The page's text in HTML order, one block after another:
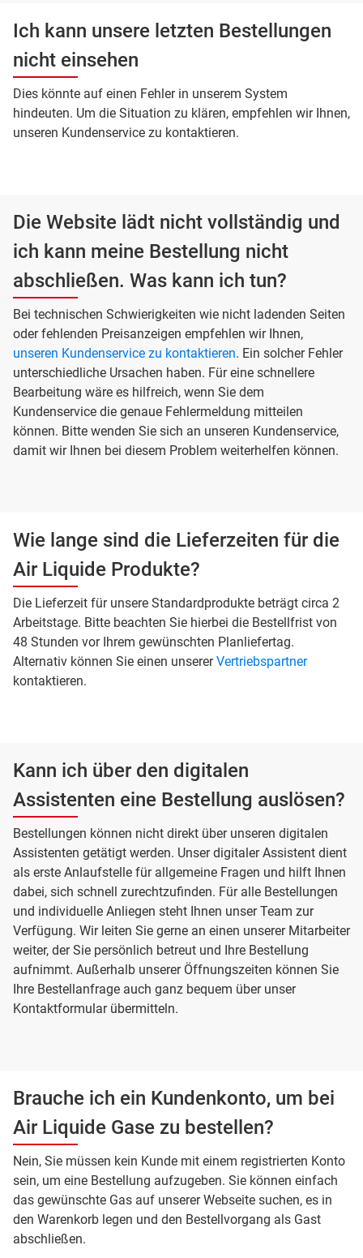
Ich kann unsere letzten Bestellungen
nicht einsehen
Dies könnte auf einen Fehler in unserem System
hindeuten. Um die Situation zu klären, empfehlen wir Ihnen,
unseren Kundenservice zu kontaktieren.
Die Website lädt nicht vollständig und
ich kann meine Bestellung nicht
abschließen. Was kann ich tun?
Bei technischen Schwierigkeiten wie nicht ladenden Seiten
oder fehlenden Preisanzeigen empfehlen wir Ihnen,
unseren Kundenservice zu kontaktieren. Ein solcher Fehler
unterschiedliche Ursachen haben. Für eine schnellere
Bearbeitung wäre es hilfreich, wenn Sie dem
Kundenservice die genaue Fehlermeldung mitteilen
können. Bitte wenden Sie sich an unseren Kundenservice,
damit wir Ihnen bei diesem Problem weiterhelfen können.
Wie lange sind die Lieferzeiten für die
Air Liquide Produkte?
Die Lieferzeit für unsere Standardprodukte beträgt circa 2
Arbeitstage. Bitte beachten Sie hierbei die Bestellfrist von
48 Stunden vor Ihrem gewünschten Planliefertag.
Alternativ können Sie einen unsererVertriebspartner
kontaktieren.
Kann ich über den digitalen
Assistenten eine Bestellung auslösen?
Bestellungen können nicht direkt über unseren digitalen
Assistenten getätigt werden. Unser digitaler Assistent dient
als erste Anlaufstelle für allgemeine Fragen und hilft Ihnen
dabei, sich schnell zurechtzufinden. Für alle Bestellungen
und individuelle Anliegen steht Ihnen unser Team zur
Verfügung. Wir leiten Sie gerne an einen unserer Mitarbeiter
weiter, der Sie persönlich betreut und Ihre Bestellung
aufnimmt. Außerhalb unserer Öffnungszeiten können Sie
Ihre Bestellanfrage auch ganz bequem über unser
Kontaktformular übermitteln.
Brauche ich ein Kundenkonto, um bei
Air Liquide Gase zu bestellen?
Nein, Sie müssen kein Kunde mit einem registrierten Konto
sein, um eine Bestellung aufzugeben. Sie können einfach
das gewünschte Gas auf unserer Webseite suchen, es in
den Warenkorb legen und den Bestellvorgang als Gast
abschließen.